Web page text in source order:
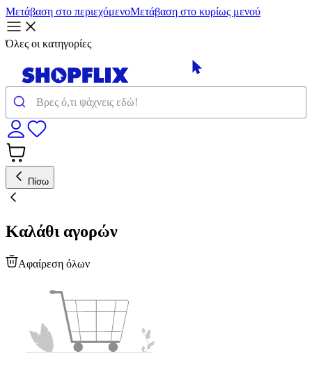
Μετάβαση στο περιεχόμενοΜετάβαση στο κυρίως μενού
Όλες οι κατηγορίες
Πίσω
Καλάθι αγορών
Αφαίρεση όλων